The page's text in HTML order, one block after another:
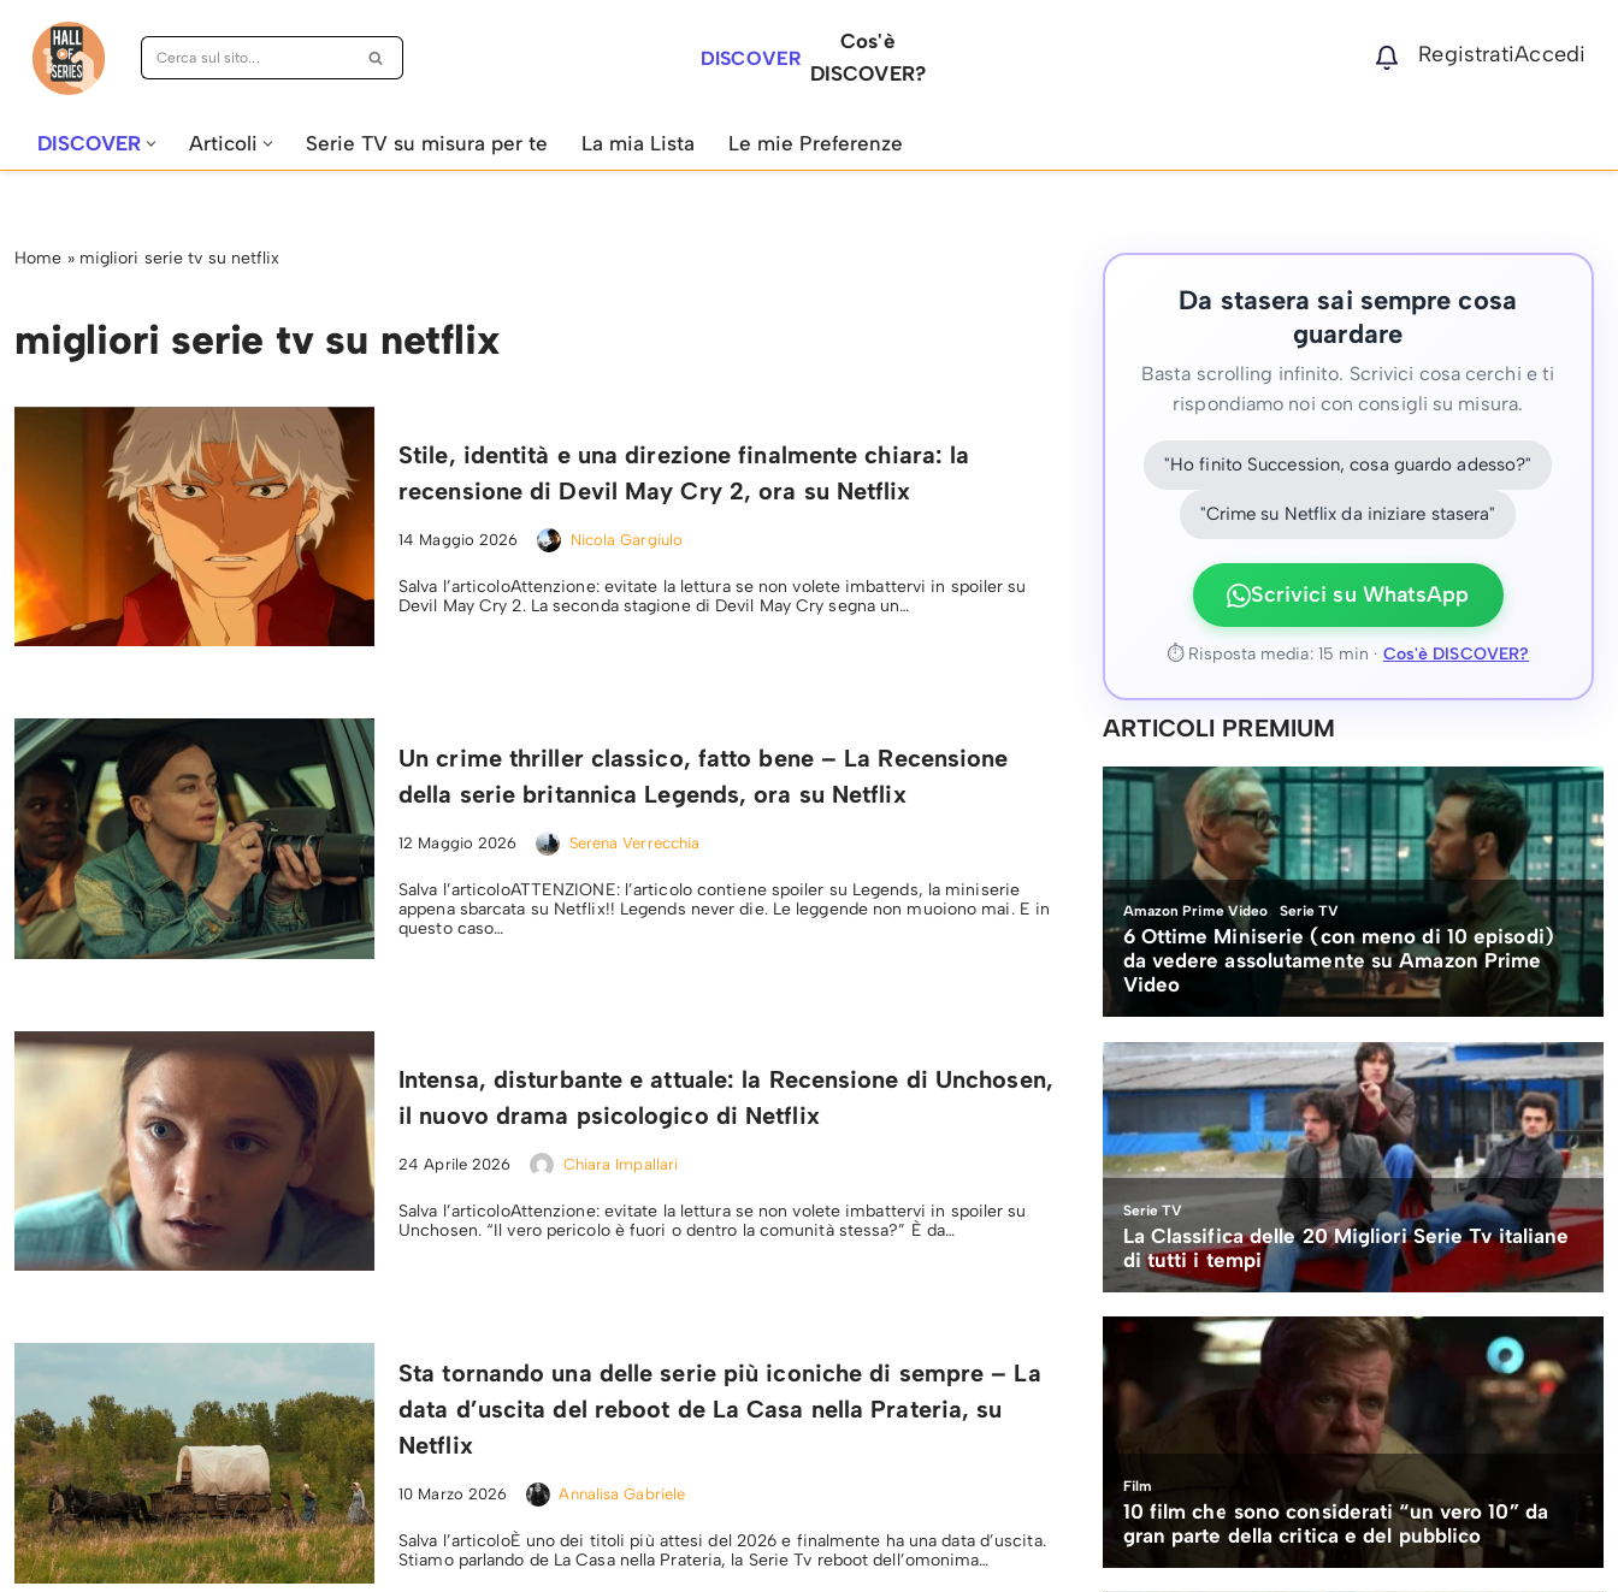
Vai
DISCOVER
Cos'è
DISCOVER?
RegistratiAccedi
DISCOVER Articoli Serie TV su misura per te La mia Lista Le mie Preferenze
Home » migliori serie tv su netflix
migliori serie tv su netflix
Stile, identità e una direzione finalmente chiara: la
recensione di Devil May Cry 2, ora su Netflix
14 Maggio 2026 Nicola Gargiulo
Salva l’articoloAttenzione: evitate la lettura se non volete imbattervi in spoiler su
Devil May Cry 2. La seconda stagione di Devil May Cry segna un…
Un crime thriller classico, fatto bene – La Recensione
della serie britannica Legends, ora su Netflix
12 Maggio 2026 Serena Verrecchia
Salva l’articoloATTENZIONE: l’articolo contiene spoiler su Legends, la miniserie
appena sbarcata su Netflix!! Legends never die. Le leggende non muoiono mai. E in
questo caso…
Intensa, disturbante e attuale: la Recensione di Unchosen,
il nuovo drama psicologico di Netflix
24 Aprile 2026 Chiara Impallari
Salva l’articoloAttenzione: evitate la lettura se non volete imbattervi in spoiler su
Unchosen. “Il vero pericolo è fuori o dentro la comunità stessa?” È da…
Sta tornando una delle serie più iconiche di sempre – La
data d’uscita del reboot de La Casa nella Prateria, su
Netflix
10 Marzo 2026 Annalisa Gabriele
Salva l’articoloÈ uno dei titoli più attesi del 2026 e finalmente ha una data d’uscita.
Stiamo parlando de La Casa nella Prateria, la Serie Tv reboot dell’omonima…
Da stasera sai sempre cosa
guardare
Basta scrolling infinito. Scrivici cosa cerchi e ti
rispondiamo noi con consigli su misura.
"Ho finito Succession, cosa guardo adesso?"
"Crime su Netflix da iniziare stasera"
Scrivici su WhatsApp
⏱ Risposta media: 15 min · Cos'è DISCOVER?
ARTICOLI PREMIUM